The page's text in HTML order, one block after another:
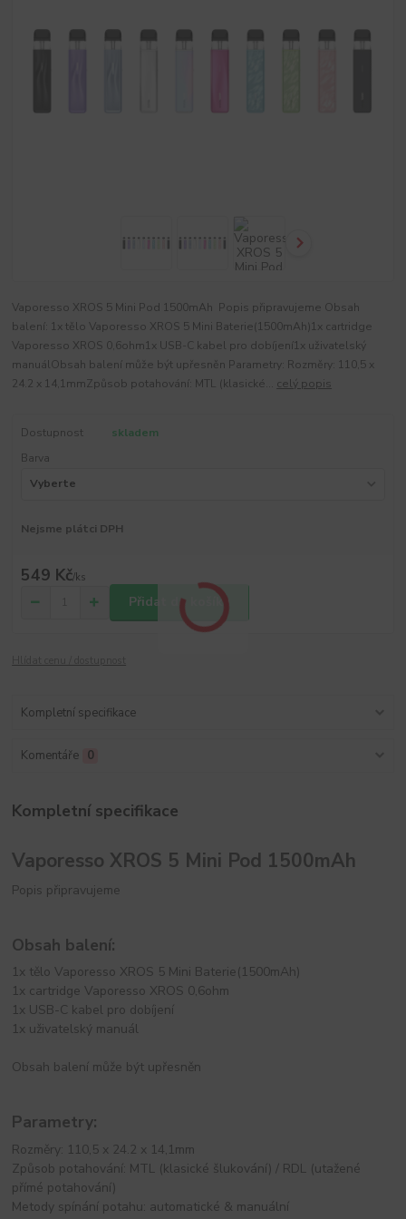
Vaporesso XROS 5 Mini Pod 1500mAh Popis připravujeme Obsah
balení: 1x tělo Vaporesso XROS 5 Mini Baterie(1500mAh)1x cartridge
Vaporesso XROS 0,6ohm1x USB-C kabel pro dobíjení1x uživatelský
manuálObsah balení může být upřesněn Parametry: Rozměry: 110,5 x
24.2 x 14,1mmZpůsob potahování: MTL (klasické... celý popis
Dostupnost
skladem
Barva
Nejsme plátci DPH
549 Kč/ks
Přidat do košíku
Kompletní specifikace
Komentáře 0
Kompletní specifikace
Vaporesso XROS 5 Mini Pod 1500mAh
Popis připravujeme
Obsah balení:
1x tělo Vaporesso XROS 5 Mini Baterie(1500mAh)
1x cartridge Vaporesso XROS 0,6ohm
1x USB-C kabel pro dobíjení
1x uživatelský manuál
Obsah balení může být upřesněn
Parametry:
Rozměry: 110,5 x 24.2 x 14,1mm
Způsob potahování: MTL (klasické šlukování) / RDL (utažené
přímé potahování)
Metody spínání potahu: automatické & manuální